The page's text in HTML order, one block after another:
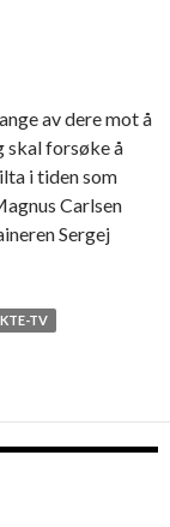
av dere mot å
skal forsøke å
i tiden som
Carlsen
Sergej
TV